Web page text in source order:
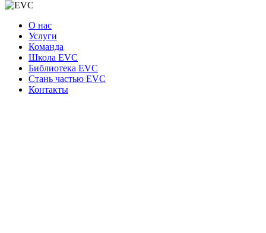
О нас
Услуги
Команда
Школа EVC
Библиотека EVC
Стань частью EVC
Контакты